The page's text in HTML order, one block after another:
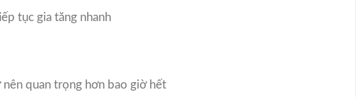
tục gia tăng nhanh
quan trọng hơn bao giờ hết